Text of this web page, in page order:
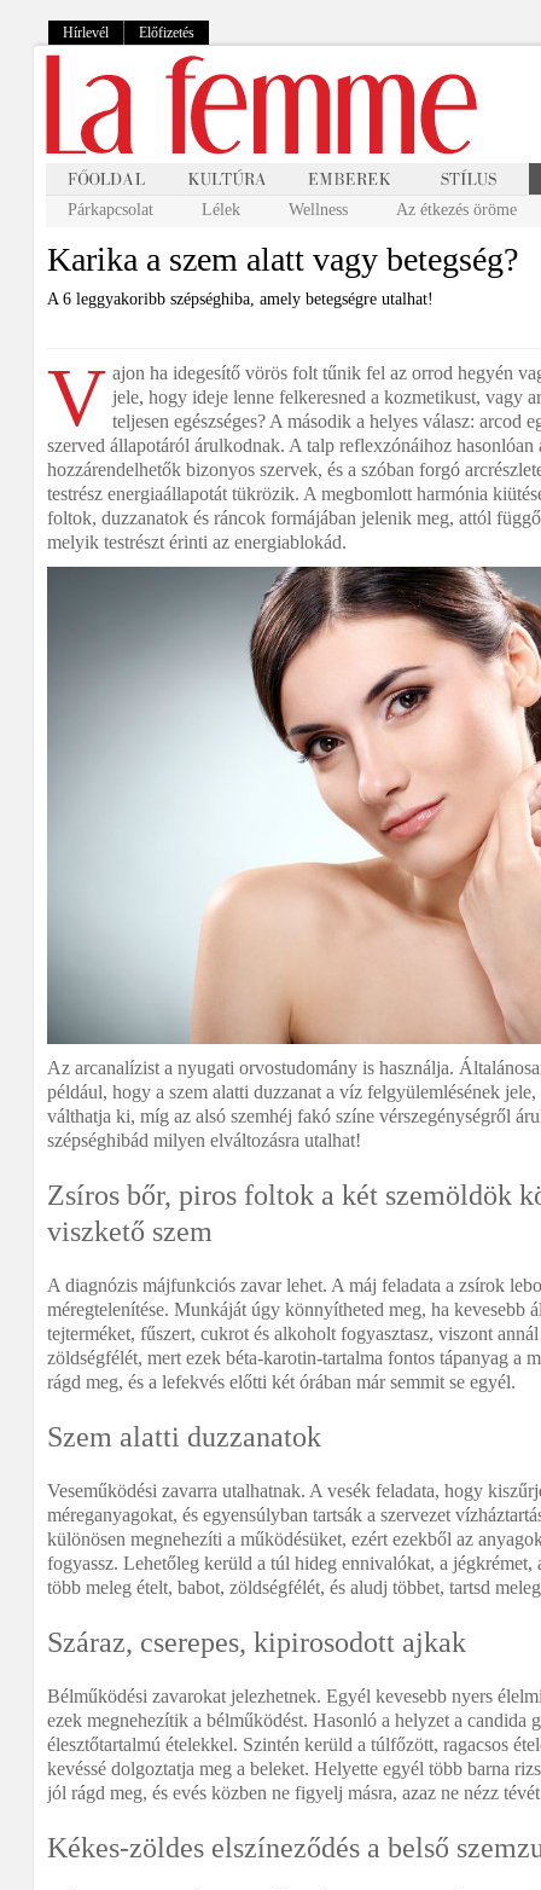
Hírlevél Előfizetés
Párkapcsolat Lélek Wellness Az étkezés öröme
Karika a szem alatt vagy betegség?
A 6 leggyakoribb szépséghiba, amely betegségre utalhat!
V ajon ha idegesítő vörös folt tűnik fel az orrod hegyén
jele, hogy ideje lenne felkeresned a kozmetikust, vagy
teljesen egészséges? A második a helyes válasz: arcod
szerved állapotáról árulkodnak. A talp reflexzónáihoz hasonlóan
hozzárendelhetők bizonyos szervek, és a szóban forgó
testrész energiaállapotát tükrözik. A megbomlott harmónia
foltok, duzzanatok és ráncok formájában jelenik meg, attól
melyik testrészt érinti az energiablokád.
Az arcanalízist a nyugati orvostudomány is használja.
például, hogy a szem alatti duzzanat a víz felgyülemlésének jele,
válthatja ki, míg az alsó szemhéj fakó színe vérszegénységről
szépséghibád milyen elváltozásra utalhat!
Zsíros bőr, piros foltok a két szemöldök
viszkető szem
A diagnózis májfunkciós zavar lehet. A máj feladata a zsírok
méregtelenítése. Munkáját úgy könnyítheted meg, ha kevesebb
tejterméket, fűszert, cukrot és alkoholt fogyasztasz, viszont
zöldségfélét, mert ezek béta-karotin-tartalma fontos tápanyag a
rágd meg, és a lefekvés előtti két órában már semmit se egyél.
Szem alatti duzzanatok
Veseműködési zavarra utalhatnak. A vesék feladata, hogy
méreganyagokat, és egyensúlyban tartsák a szervezet
különösen megnehezíti a működésüket, ezért ezekből az
fogyassz. Lehetőleg kerüld a túl hideg ennivalókat, a
több meleg ételt, babot, zöldségfélét, és aludj többet, tartsd
Száraz, cserepes, kipirosodott ajkak
Bélműködési zavarokat jelezhetnek. Egyél kevesebb nyers
ezek megnehezítik a bélműködést. Hasonló a helyzet a candida
élesztőtartalmú ételekkel. Szintén kerüld a túlfőzött, ragacsos
kevéssé dolgoztatja meg a beleket. Helyette egyél több barna
jól rágd meg, és evés közben ne figyelj másra, azaz ne nézz
Kékes-zöldes elszíneződés a belső